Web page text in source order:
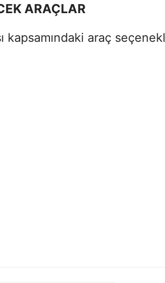
ARAÇLAR
kapsamındaki araç